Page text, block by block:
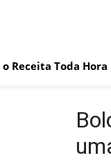
o Receita Toda Hora